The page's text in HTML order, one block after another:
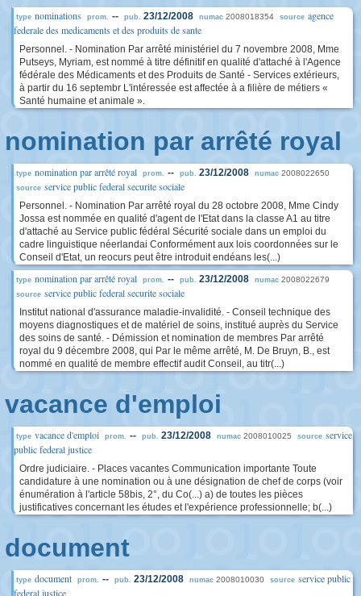
type nominations prom. -- pub. 23/12/2008 numac 2008018354 source agence
federale des medicaments et des produits de sante
Personnel. - Nomination Par arrêté ministériel du 7 novembre 2008, Mme
Putseys, Myriam, est nommé à titre définitif en qualité d'attaché à l'Agence
fédérale des Médicaments et des Produits de Santé - Services extérieurs,
à partir du 16 septembr L'intéressée est affectée à a filière de métiers «
Santé humaine et animale ».
nomination par arrêté royal
type nomination par arrêté royal prom. -- pub. 23/12/2008 numac 2008022650
source service public federal securite sociale
Personnel. - Nomination Par arrêté royal du 28 octobre 2008, Mme Cindy
Jossa est nommée en qualité d'agent de l'Etat dans la classe A1 au titre
d'attaché au Service public fédéral Sécurité sociale dans un emploi du
cadre linguistique néerlandai Conformément aux lois coordonnées sur le
Conseil d'Etat, un reocurs peut être introduit endéans les(...)
type nomination par arrêté royal prom. -- pub. 23/12/2008 numac 2008022679
source service public federal securite sociale
Institut national d'assurance maladie-invalidité. - Conseil technique des
moyens diagnostiques et de matériel de soins, institué auprès du Service
des soins de santé. - Démission et nomination de membres Par arrêté
royal du 9 décembre 2008, qui Par le même arrêté, M. De Bruyn, B., est
nommé en qualité de membre effectif audit Conseil, au titr(...)
vacance d'emploi
type vacance d'emploi prom. -- pub. 23/12/2008 numac 2008010025 source service
public federal justice
Ordre judiciaire. - Places vacantes Communication importante Toute
candidature à une nomination ou à une désignation de chef de corps (voir
énumération à l'article 58bis, 2°, du Co(...) a) de toutes les pièces
justificatives concernant les études et l'expérience professionnelle; b(...)
document
type document prom. -- pub. 23/12/2008 numac 2008010030 source service public
federal justice